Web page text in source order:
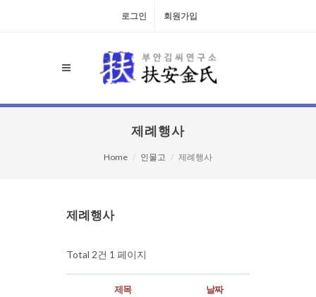
로그인 회원가입
제례행사
Home 인물고 제례행사
제례행사
Total 2건 1 페이지
제목 날짜